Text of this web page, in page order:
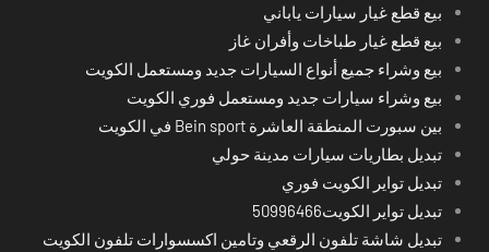
بيع قطع غيار سيارات ياباني
بيع قطع غيار طباخات وأفران غاز
بيع وشراء جميع أنواع السيارات جديد ومستعمل الكويت
بيع وشراء سيارات جديد ومستعمل فوري الكويت
بين سبورت المنطقة العاشرة Bein sport في الكويت
تبديل بطاريات سيارات مدينة حولي
تبديل تواير الكويت فوري
تبديل تواير الكويت50996466
تبديل شاشة تلفون الرقعي وتامين اكسسوارات تلفون الكويت